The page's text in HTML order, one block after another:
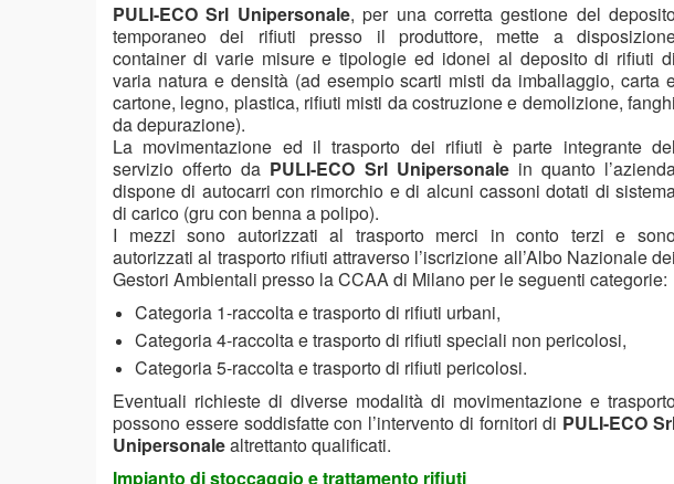
PULI-ECO Srl Unipersonale, per una corretta gestione del
temporaneo dei rifiuti presso il produttore, mette a
container di varie misure e tipologie ed idonei al deposito di rifiuti di
varia natura e densità (ad esempio scarti misti da imballaggio, carta
cartone, legno, plastica, rifiuti misti da costruzione e demolizione, fanghi
da depurazione).
La movimentazione ed il trasporto dei rifiuti è parte integrante del
servizio offerto da PULI-ECO Srl Unipersonalein quanto
dispone di autocarri con rimorchio e di alcuni cassoni dotati di
di carico (gru con benna a polipo).
I mezzi sono autorizzati al trasporto merci in conto terzi e
autorizzati al trasporto rifiuti attraverso l’iscrizione all’Albo Nazionale dei
Gestori Ambientali presso la CCAA di Milano per le seguenti categorie:
Categoria 1-raccolta e trasporto di rifiuti urbani,
Categoria 4-raccolta e trasporto di rifiuti speciali non pericolosi,
Categoria 5-raccolta e trasporto di rifiuti pericolosi.
Eventuali richieste di diverse modalità di movimentazione e
possono essere soddisfatte con l’intervento di fornitori di PULI-ECO
Unipersonalealtrettanto qualificati.
Impianto di stoccaggio e trattamento rifiuti